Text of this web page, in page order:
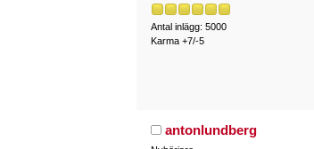
Antal inlägg: 5000
Karma +7/-5
antonlundberg